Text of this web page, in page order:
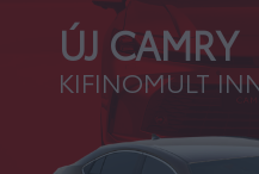
ÚJ CAMRY
KIFINOMULT